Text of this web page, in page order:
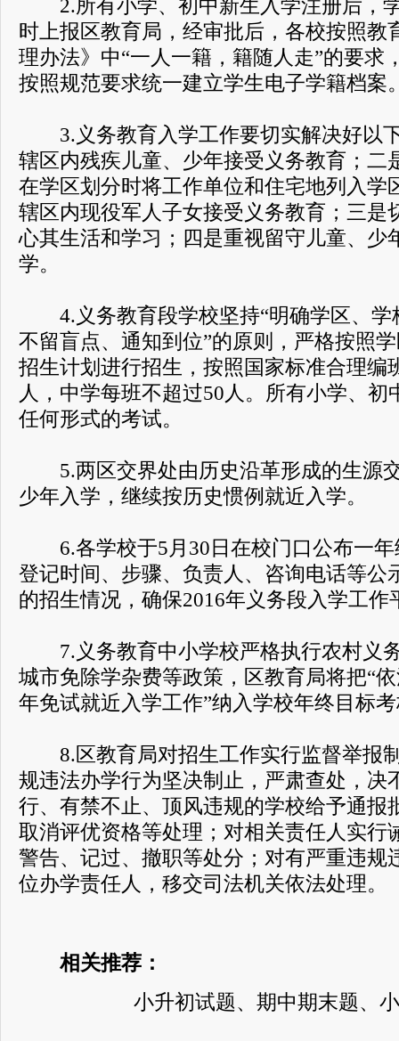
2.所有小学、初中新生入学注册后，
时上报区教育局，经审批后，各校按照教
理办法》中“一人一籍，籍随人走”的要求
按照规范要求统一建立学生电子学籍档案
3.义务教育入学工作要切实解决好以
辖区内残疾儿童、少年接受义务教育；二
在学区划分时将工作单位和住宅地列入学
辖区内现役军人子女接受义务教育；三是
心其生活和学习；四是重视留守儿童、少
学。
4.义务教育段学校坚持“明确学区、学
不留盲点、通知到位”的原则，严格按照
招生计划进行招生，按照国家标准合理编
人，中学每班不超过50人。所有小学、初
任何形式的考试。
5.两区交界处由历史沿革形成的生源
少年入学，继续按历史惯例就近入学。
6.各学校于5月30日在校门口公布一年
登记时间、步骤、负责人、咨询电话等公
的招生情况，确保2016年义务段入学工作
7.义务教育中小学校严格执行农村义
城市免除学杂费等政策，区教育局将把“
年免试就近入学工作”纳入学校年终目标
8.区教育局对招生工作实行监督举报
规违法办学行为坚决制止，严肃查处，决
行、有禁不止、顶风违规的学校给予通报
取消评优资格等处理；对相关责任人实行
警告、记过、撤职等处分；对有严重违规
位办学责任人，移交司法机关依法处理。
相关推荐：
小升初试题、期中期末题、